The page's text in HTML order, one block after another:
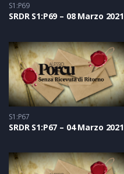
S1:P69
SRDR S1:P69 – 08 Marzo 2021
S1:P67
SRDR S1:P67 – 04 Marzo 2021